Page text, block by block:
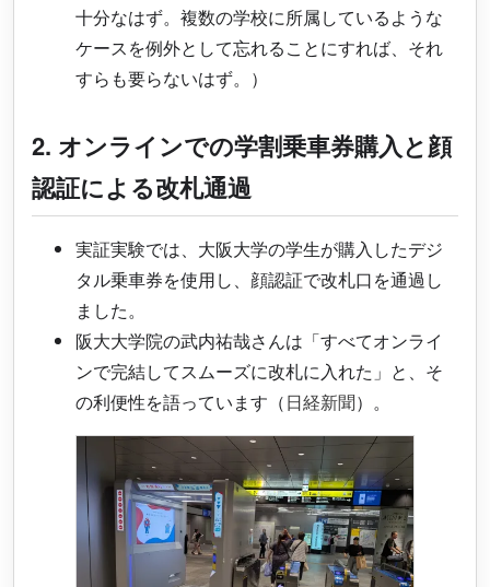
十分なはず。複数の学校に所属しているような
ケースを例外として忘れることにすれば、それ
すらも要らないはず。）
2. オンラインでの学割乗車券購入と顔
認証による改札通過
実証実験では、大阪大学の学生が購入したデジ
タル乗車券を使用し、顔認証で改札口を通過し
ました。
阪大大学院の武内祐哉さんは「すべてオンライ
ンで完結してスムーズに改札に入れた」と、そ
の利便性を語っています（日経新聞）。